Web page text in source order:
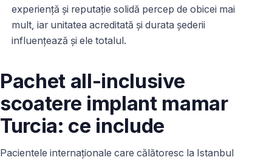
experiență și reputație solidă percep de obicei mai
mult, iar unitatea acreditată și durata șederii
influențează și ele totalul.
Pachet all-inclusive
scoatere implant mamar
Turcia: ce include
Pacientele internaționale care călătoresc la Istanbul